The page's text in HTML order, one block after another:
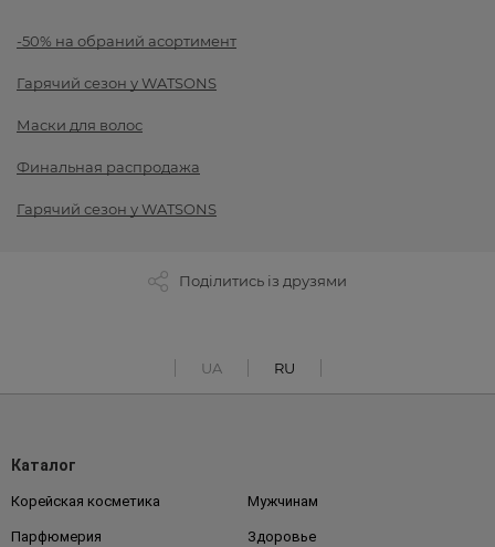
-50% на обраний асортимент
Гарячий сезон у WATSONS
Маски для волос
Финальная распродажа
Гарячий сезон у WATSONS
Поділитись із друзями
UA RU
Каталог
Корейская косметика Мужчинам
Парфюмерия Здоровье